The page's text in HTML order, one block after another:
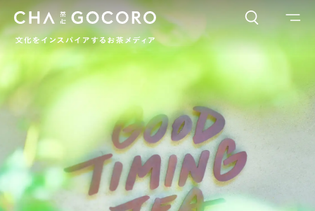
カテゴリでさがす
INTERVIEW CHAGOCORO TALK イベント 日本茶、再発見
茶と器 茶のつくり手たち Ocha SURU? Lab.